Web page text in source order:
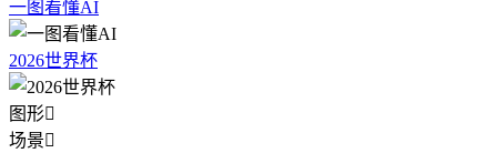
一图看懂AI
2026世界杯
图形
场景